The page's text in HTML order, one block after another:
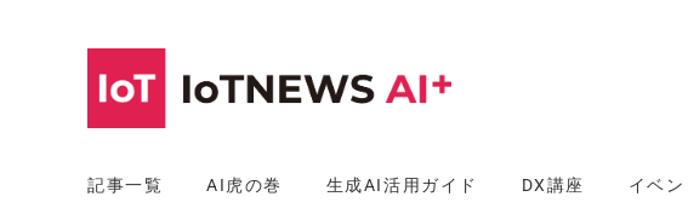
記事一覧 AI虎の巻 生成AI活用ガイド DX講座 イベン